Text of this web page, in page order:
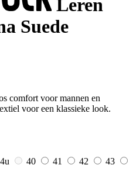
Leren
Suede
comfort voor mannen en
voor een klassieke look.
40 41 42
43